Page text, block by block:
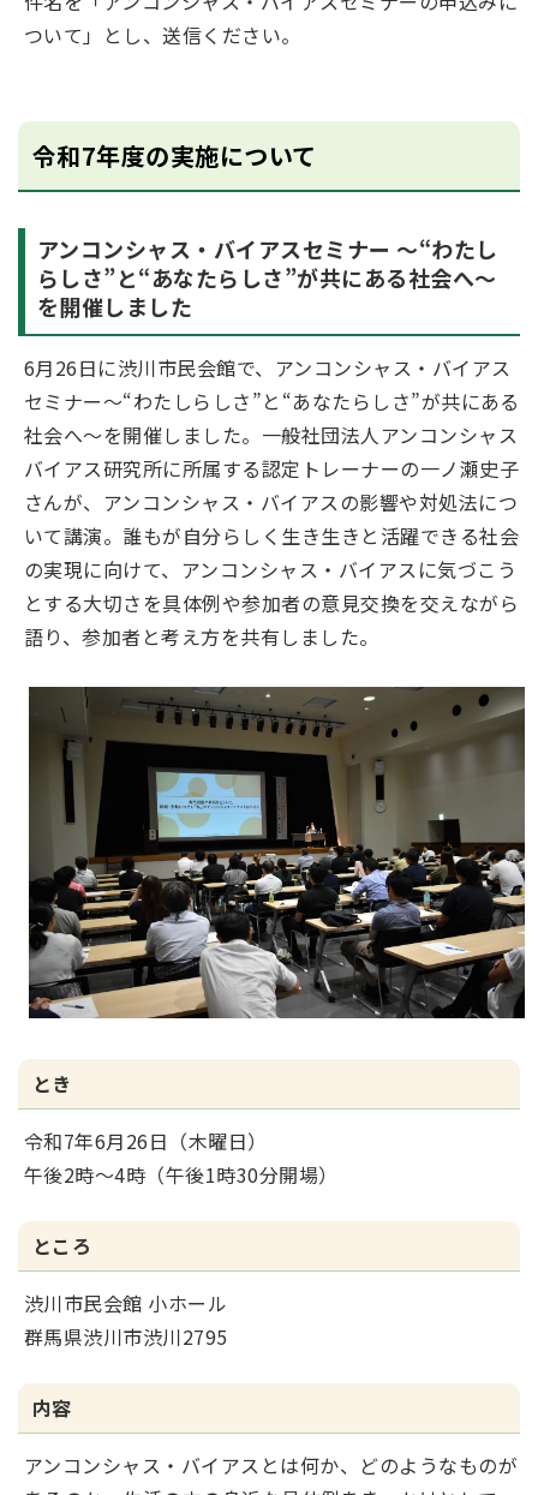
ついて」とし、送信ください。
令和7年度の実施について
アンコンシャス・バイアスセミナー ～“わたし
らしさ”と“あなたらしさ”が共にある社会へ～
を開催しました
6月26日に渋川市民会館で、アンコンシャス・バイアス
セミナー～“わたしらしさ”と“あなたらしさ”が共にある
社会へ～を開催しました。一般社団法人アンコンシャス
バイアス研究所に所属する認定トレーナーの一ノ瀬史子
さんが、アンコンシャス・バイアスの影響や対処法につ
いて講演。誰もが自分らしく生き生きと活躍できる社会
の実現に向けて、アンコンシャス・バイアスに気づこう
とする大切さを具体例や参加者の意見交換を交えながら
語り、参加者と考え方を共有しました。
とき
令和7年6月26日（木曜日）
午後2時～4時（午後1時30分開場）
ところ
渋川市民会館 小ホール
群馬県渋川市渋川2795
内容
アンコンシャス・バイアスとは何か、どのようなものが